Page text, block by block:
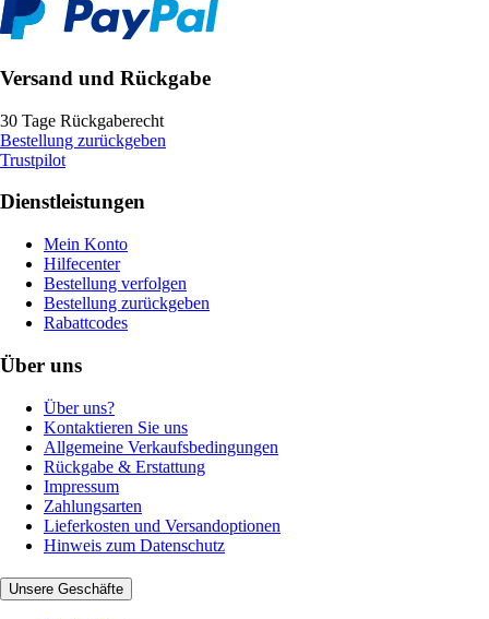
Versand und Rückgabe
30 Tage Rückgaberecht
Bestellung zurückgeben
Trustpilot
Dienstleistungen
Mein Konto
Hilfecenter
Bestellung verfolgen
Bestellung zurückgeben
Rabattcodes
Über uns
Über uns?
Kontaktieren Sie uns
Allgemeine Verkaufsbedingungen
Rückgabe & Erstattung
Impressum
Zahlungsarten
Lieferkosten und Versandoptionen
Hinweis zum Datenschutz
Unsere Geschäfte